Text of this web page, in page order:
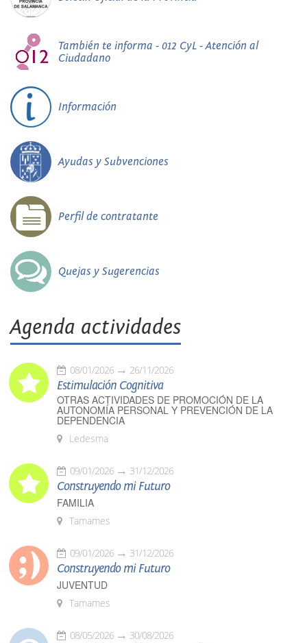
También te informa - 012 CyL - Atención al
Ciudadano
Información
Ayudas y Subvenciones
Perfil de contratante
Quejas y Sugerencias
Agenda actividades
08/01/2026 26/11/2026
Estimulación Cognitiva
OTRAS ACTIVIDADES DE PROMOCIÓN DE LA
AUTONOMÍA PERSONAL Y PREVENCIÓN DE LA
DEPENDENCIA
Ledesma
09/01/2026 31/12/2026
Construyendo mi Futuro
FAMILIA
Tamames
09/01/2026 31/12/2026
Construyendo mi Futuro
JUVENTUD
Tamames
08/05/2026 30/08/2026